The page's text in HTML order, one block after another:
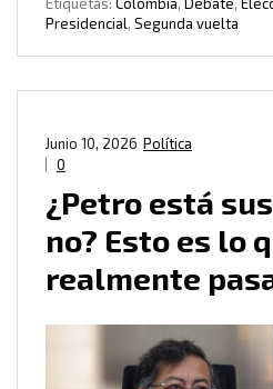
Etiquetas: Colombia, Debate,
Presidencial, Segunda vuelta
Política
Junio 10, 2026
0
¿Petro está
no? Esto es lo
realmente